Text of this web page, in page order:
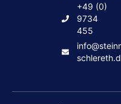
+49 (0)
9734
455